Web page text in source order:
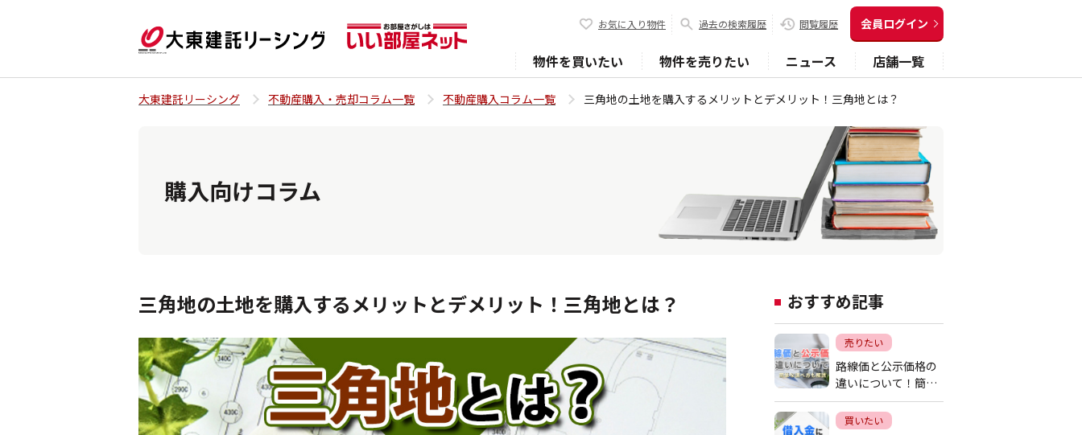
お気に入り物件 過去の検索履歴 閲覧履歴 会員ログイン
物件を買いたい 物件を売りたい ニュース 店舗一覧
大東建託リーシング 不動産購入・売却コラム一覧 不動産購入コラム一覧 三角地の土地を購入するメリットとデメリット！三角地とは？
購入向けコラム
三角地の土地を購入するメリットとデメリット！三角地とは？ おすすめ記事
売りたい
路線価と公示価格の
違いについて！簡単
な調べ方も解説
買いたい